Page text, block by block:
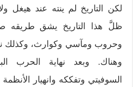
لكن التاريخ لم ينته عند هيغل
ظلَّ هذا التاريخ يشق طريقه
وحروب ومآسي وكوارث، وكذلك
وهناك. وبعد نهاية الحرب
السوفيتي وتفككه وانهيار